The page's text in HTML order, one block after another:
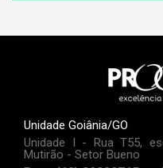
Unidade Goiânia/GO
Unidade I - Rua T55,
Mutirão - Setor Bueno